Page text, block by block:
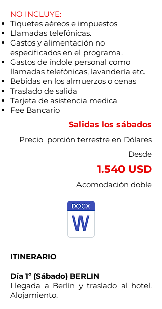
NO INCLUYE:
Tiquetes aéreos e impuestos
Llamadas telefónicas.
Gastos y alimentación no
especificados en el programa.
Gastos de índole personal como
llamadas telefónicas, lavandería etc.
Bebidas en los almuerzos o cenas
Traslado de salida
Tarjeta de asistencia medica
Fee Bancario
Salidas los sábados
Precio porción terrestre en Dólares
Desde
1.540 USD
Acomodación doble
ITINERARIO
Día 1º (Sábado) BERLIN
Llegada a Berlín y traslado al hotel.
Alojamiento.